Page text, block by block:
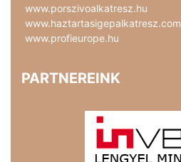
www.porszivoalkatresz.hu
www.haztartasigepalkatresz.com
www.profieurope.hu
PARTNEREINK